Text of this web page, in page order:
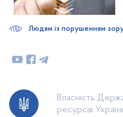
Власність
ресурсів
Людям із порушенням